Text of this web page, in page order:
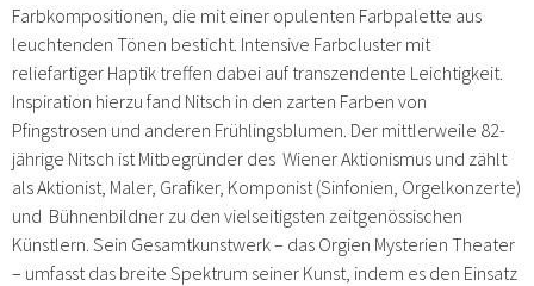
Farbkompositionen, die mit einer opulenten Farbpalette aus
leuchtenden Tönen besticht. Intensive Farbcluster mit
reliefartiger Haptik treffen dabei auf transzendente Leichtigkeit.
Inspiration hierzu fand Nitsch in den zarten Farben von
Pfingstrosen und anderen Frühlingsblumen. Der mittlerweile 82-
jährige Nitsch ist Mitbegründer des Wiener Aktionismus und zählt
als Aktionist, Maler, Grafiker, Komponist (Sinfonien, Orgelkonzerte)
und Bühnenbildner zu den vielseitigsten zeitgenössischen
Künstlern. Sein Gesamtkunstwerk – das Orgien Mysterien Theater
– umfasst das breite Spektrum seiner Kunst, indem es den Einsatz